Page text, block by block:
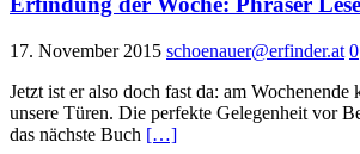
17. November 2015 schoenauer@erfinder.at 0
Jetzt ist er also doch fast da: am
unsere Türen. Die perfekte Gelegenheit vor
das nächste Buch […]